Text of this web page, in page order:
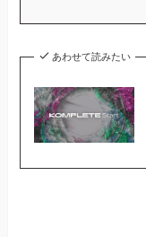
あわせて読みたい